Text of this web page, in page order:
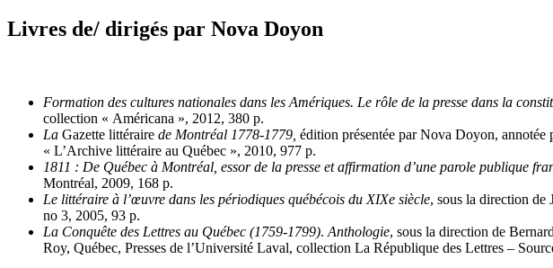
Livres de/ dirigés par Nova Doyon
Formation des cultures nationales dans les Amériques. Le rôle de la presse dans la
collection « Américana », 2012, 380 p.
La Gazette littéraire de Montréal 1778-1779 édition présentée par Nova Doyon, annotée
« L’Archive littéraire au Québec », 2010, 977 p.
1811 : De Québec à Montréal, essor de la presse et affirmation d’une parole publique
Montréal, 2009, 168 p.
Le littéraire à l’œuvre dans les périodiques québécois du XIXe siècle, sous la direction
no 3, 2005, 93 p.
La Conquête des Lettres au Québec (1759-1799). Anthologie, sous la direction de
Roy, Québec, Presses de l’Université Laval, collection La République des Lettres –